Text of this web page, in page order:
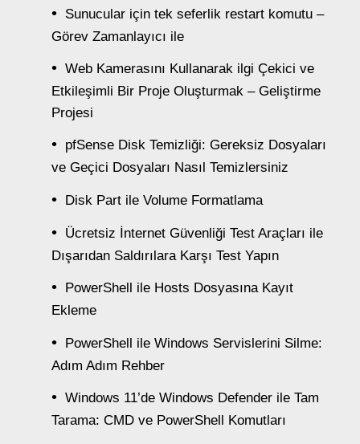
Sunucular için tek seferlik restart komutu –
Görev Zamanlayıcı ile
Web Kamerasını Kullanarak ilgi Çekici ve
Etkileşimli Bir Proje Oluşturmak – Geliştirme
Projesi
pfSense Disk Temizliği: Gereksiz Dosyaları
ve Geçici Dosyaları Nasıl Temizlersiniz
Disk Part ile Volume Formatlama
Ücretsiz İnternet Güvenliği Test Araçları ile
Dışarıdan Saldırılara Karşı Test Yapın
PowerShell ile Hosts Dosyasına Kayıt
Ekleme
PowerShell ile Windows Servislerini Silme:
Adım Adım Rehber
Windows 11’de Windows Defender ile Tam
Tarama: CMD ve PowerShell Komutları